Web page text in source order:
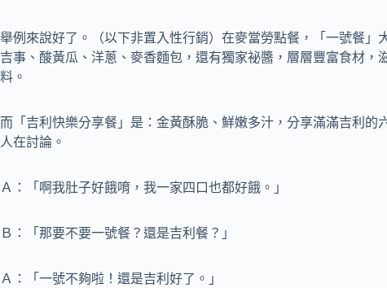
舉例來說好了。（以下非置入性行銷）在麥當勞點餐，「一號餐」
吉事、酸黃瓜、洋蔥、麥香麵包，還有獨家祕醬，層層豐富食材，
料。
而「吉利快樂分享餐」是：金黃酥脆、鮮嫩多汁，分享滿滿吉利的
人在討論。
Ａ：「啊我肚子好餓唷，我一家四口也都好餓。」
Ｂ：「那要不要一號餐？還是吉利餐？」
Ａ：「一號不夠啦！還是吉利好了。」